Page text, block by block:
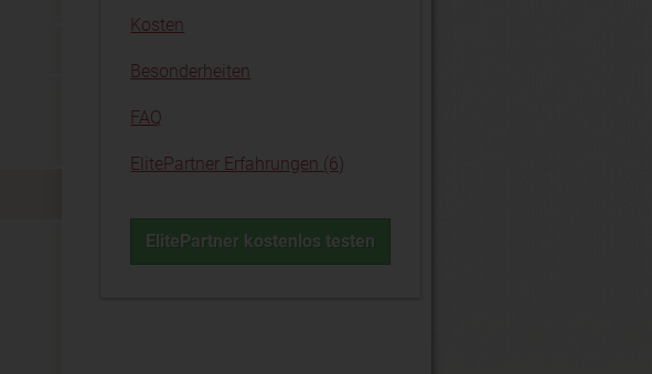
Kosten
Besonderheiten
FAQ
ElitePartner Erfahrungen (6)
ElitePartner kostenlos testen